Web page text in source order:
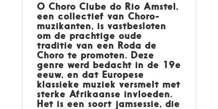
O Choro Clube do Rio Amstel,
een collectief van Choro-
muzikanten, is vastbesloten
om de prachtige oude
traditie van een Roda de
Choro te promoten. Deze
genre werd bedacht in de 19e
eeuw, en dat Europese
klassieke muziek versmelt met
sterke Afrikaanse invloeden.
Het is een soort jamsessie, die